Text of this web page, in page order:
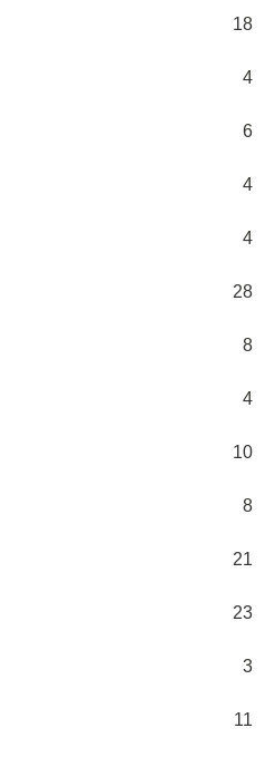
18
4
6
4
4
28
8
4
10
8
21
23
3
11